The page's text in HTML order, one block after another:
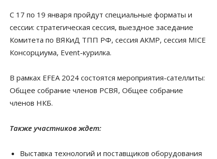
С 17 по 19 января пройдут специальные форматы и
сессии: стратегическая сессия, выездное заседание
Комитета по ВЯКиД ТПП РФ, сессия АКМР, сессия MICE
Консорциума, Event-курилка.
В рамках EFEA 2024 состоятся мероприятия-сателлиты:
Общее собрание членов РСВЯ, Общее собрание
членов НКБ.
Также участников ждет:
Выставка технологий и поставщиков оборудования